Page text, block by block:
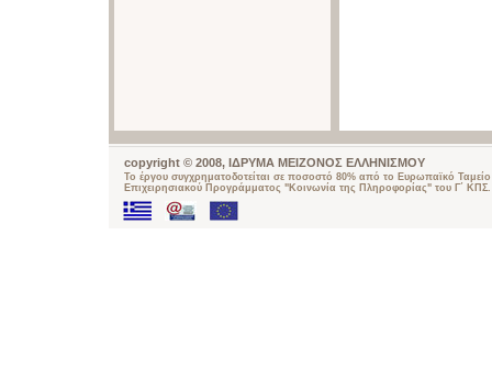
copyright © 2008, ΙΔΡΥΜΑ ΜΕΙΖΟΝΟΣ ΕΛΛΗΝΙΣΜΟΥ
Το έργου συγχρηματοδοτείται σε ποσοστό 80% από το Ευρωπαϊκό
Επιχειρησιακού Προγράμματος "Κοινωνία της Πληροφορίας" του Γ΄ ΚΠΣ.